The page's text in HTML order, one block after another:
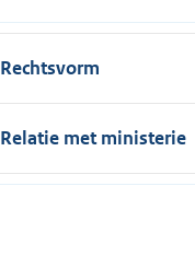
Rechtsvorm
Relatie met ministerie